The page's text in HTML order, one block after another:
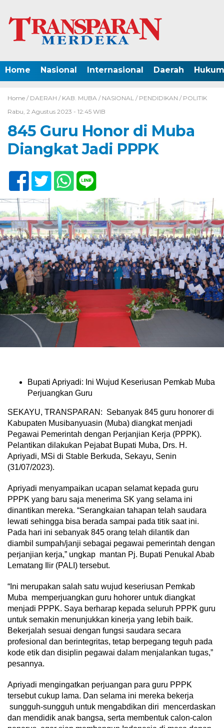
Home Nasional Internasional Daerah
Home / DAERAH / KAB. MUBA / NASIONAL / PENDIDIKAN / POLITIK
Rabu, 2 Agustus 2023 - 12:45 WIB
845 Guru Honor di Muba
Diangkat Jadi PPPK
Bupati Apriyadi: Ini Wujud Keseriusan Pemkab Muba
Perjuangkan Guru
SEKAYU, TRANSPARAN: Sebanyak 845 guru honorer di
Kabupaten Musibanyuasin (Muba) diangkat menjadi
Pegawai Pemerintah dengan Perjanjian Kerja (PPPK).
Pelantikan dilakukan Pejabat Bupati Muba, Drs. H.
Apriyadi, MSi di Stable Berkuda, Sekayu, Senin
(31/07/2023).
Apriyadi menyampaikan ucapan selamat kepada guru
PPPK yang baru saja menerima SK yang selama ini
dinantikan mereka. “Serangkaian tahapan telah saudara
lewati sehingga bisa berada sampai pada titik saat ini.
Pada hari ini sebanyak 845 orang telah dilantik dan
diambil sumpah/janji sebagai pegawai pemerintah dengan
perjanjian kerja,” ungkap mantan Pj. Bupati Penukal Abab
Lematang Ilir (PALI) tersebut.
“Ini merupakan salah satu wujud keseriusan Pemkab
Muba memperjuangkan guru hohorer untuk diangkat
menjadi PPPK. Saya berharap kepada seluruh PPPK guru
untuk semakin menunjukkan kinerja yang lebih baik.
Bekerjalah sesuai dengan fungsi saudara secara
profesional dan berintegritas, tetap berpegang teguh pada
kode etik dan disiplin pegawai dalam menjalankan tugas,”
pesannya.
Apriyadi mengingatkan perjuangan para guru PPPK
tersebut cukup lama. Dan selama ini mereka bekerja
sungguh-sungguh untuk mengabdikan diri mencerdaskan
dan mendidik anak bangsa, serta membentuk calon-calon